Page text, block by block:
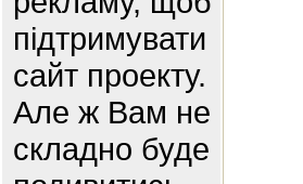
підтримувати
сайт проекту.
Але ж Вам не
складно буде